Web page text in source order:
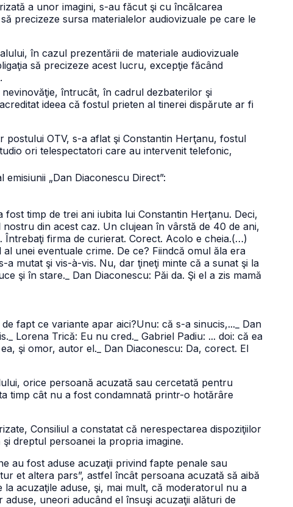
a unor imagini, s-au făcut şi cu încălcarea
precizeze sursa materialelor audiovizuale pe care le
în cazul prezentării de materiale audiovizuale
să precizeze acest lucru, excepţie făcând
întrucât, în cadrul dezbaterilor şi
ideea că fostul prieten al tinerei dispărute ar fi
OTV, s-a aflat şi Constantin Herţanu, fostul
ori telespectatori care au intervenit telefonic,
„Dan Diaconescu Direct”:
fost timp de trei ani iubita lui Constantin Herţanu. Deci,
din acest caz. Un clujean în vârstă de 40 de ani,
Întrebaţi firma de curierat. Corect. Acolo e cheia.(…)
unei eventuale crime. De ce? Fiindcă omul ăla era
mutat şi vis-à-vis. Nu, dar ţineţi minte că a sunat şi la
şi în stare. _ Dan Diaconescu: Păi da. Şi el a zis mamă
fapt ce variante apar aici?Unu: că s-a sinucis,... _ Dan
_ Lorena Trică: Eu nu cred. _ Gabriel Padiu: ... doi: că ea
şi omor, autor el. _ Dan Diaconescu: Da, corect. El
orice persoană acuzată sau cercetată pentru
timp cât nu a fost condamnată printr-o hotărâre
Consiliul a constatat că nerespectarea dispoziţiilor
dreptul persoanei la propria imagine.
au fost aduse acuzaţii privind fapte penale sau
et altera pars”, astfel încât persoana acuzată să aibă
acuzaţile aduse, şi, mai mult, că moderatorul nu a
uneori aducând el însuşi acuzaţii alături de